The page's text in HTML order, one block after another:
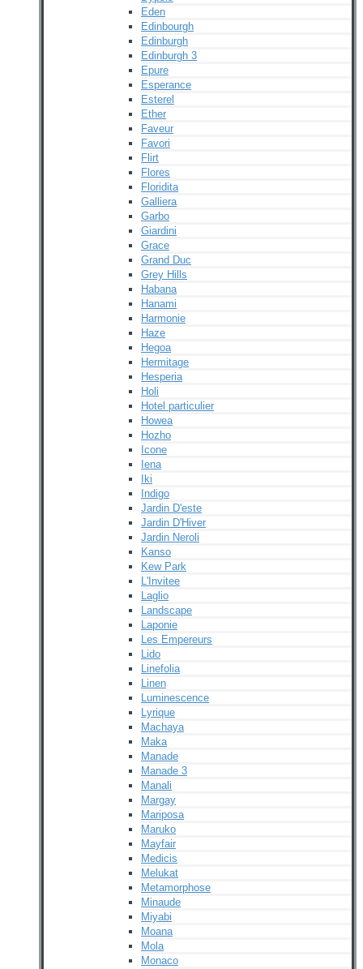
Eden
Edinbourgh
Edinburgh
Edinburgh 3
Epure
Esperance
Esterel
Ether
Faveur
Favori
Flirt
Flores
Floridita
Galliera
Garbo
Giardini
Grace
Grand Duc
Grey Hills
Habana
Hanami
Harmonie
Haze
Hegoa
Hermitage
Hesperia
Holi
Hotel particulier
Howea
Hozho
Icone
Iena
Iki
Indigo
Jardin D'este
Jardin D'Hiver
Jardin Neroli
Kanso
Kew Park
L'Invitee
Laglio
Landscape
Laponie
Les Empereurs
Lido
Linefolia
Linen
Luminescence
Lyrique
Machaya
Maka
Manade
Manade 3
Manali
Margay
Mariposa
Maruko
Mayfair
Medicis
Melukat
Metamorphose
Minaude
Miyabi
Moana
Mola
Monaco